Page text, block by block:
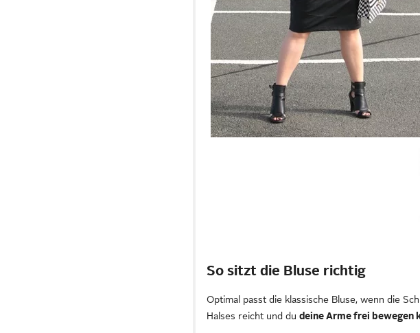
So sitzt die Bluse richtig
Optimal passt die klassische Bluse, wenn die
Halses reicht und dudeine Arme frei bewegen